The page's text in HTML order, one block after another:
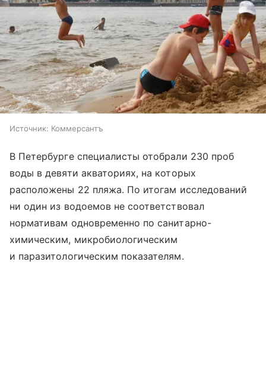
Источник: Коммерсантъ
В Петербурге специалисты отобрали 230 проб
воды в девяти акваториях, на которых
расположены 22 пляжа. По итогам исследований
ни один из водоемов не соответствовал
нормативам одновременно по санитарно-
химическим, микробиологическим
и паразитологическим показателям.